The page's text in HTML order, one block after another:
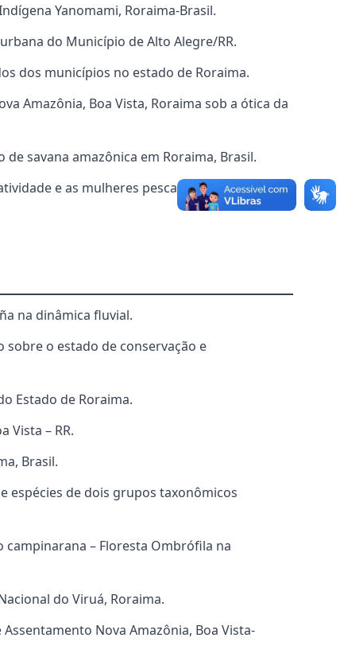
Yanomami, Roraima-Brasil.
do Município de Alto Alegre/RR.
dos municípios no estado de Roraima.
Amazônia, Boa Vista, Roraima sob a ótica da
savana amazônica em Roraima, Brasil.
e as mulheres pescadoras da Vila Vista
na dinâmica fluvial.
sobre o estado de conservação e
Estado de Roraima.
Vista – RR.
Brasil.
espécies de dois grupos taxonômicos
– Floresta Ombrófila na
do Viruá, Roraima.
Nova Amazônia, Boa Vista-